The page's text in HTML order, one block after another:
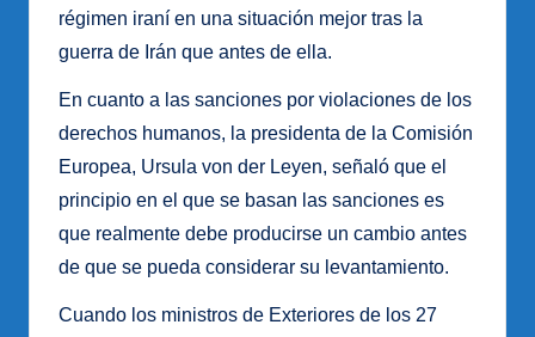
régimen iraní en una situación mejor tras la
guerra de Irán que antes de ella.
En cuanto a las sanciones por violaciones de los
derechos humanos, la presidenta de la Comisión
Europea, Ursula von der Leyen, señaló que el
principio en el que se basan las sanciones es
que realmente debe producirse un cambio antes
de que se pueda considerar su levantamiento.
Cuando los ministros de Exteriores de los 27